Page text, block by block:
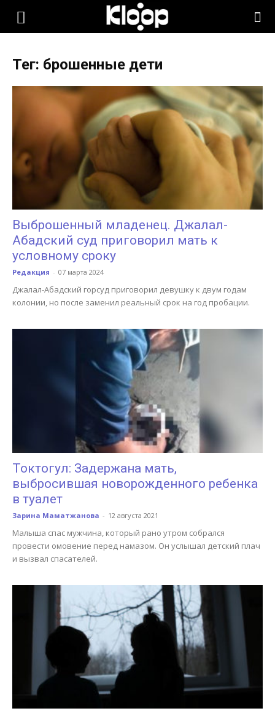
KLOOP.KG
Кыргызстана
Тег: брошенные дети
Выброшенный младенец. Джалал-
Абадский суд приговорил мать к
условному сроку
Редакция - 07 марта 2024
Джалал-Абадский горсуд приговорил девушку к двум годам
колонии, но после заменил реальный срок на год пробации.
Токтогул: Задержана мать,
выбросившая новорожденного ребенка
в туалет
Зарина Маматжанова - 12 августа 2021
Малыша спас мужчина, который рано утром собрался
провести омовение перед намазом. Он услышал детский плач
и вызвал спасателей.